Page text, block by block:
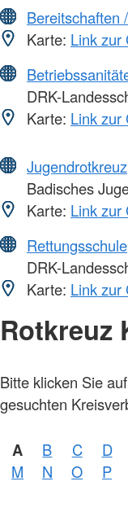
Bereitschaften
Karte: Link zur
DRK-
Karte: Link zur
Jugendrotkreuz
Badisches
Karte: Link zur
Rettungsschule
DRK-
Karte: Link zur
Rotkreuz
Bitte klicken Sie
gesuchten
A B C D
M
N O P